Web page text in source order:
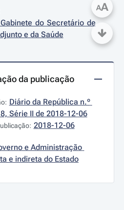
do Secretário de
e da Saúde
da publicação
Diário da República n.º
Série II de 2018-12-06
2018-12-06
e Administração
e indireta do Estado
AA